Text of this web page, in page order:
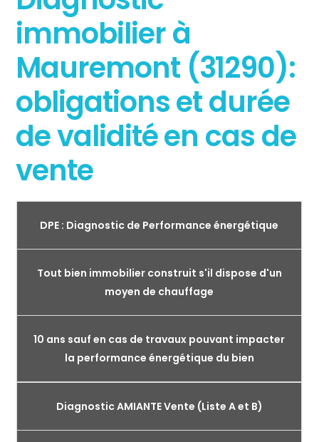
immobilier à
Mauremont (31290):
obligations et durée
de validité en cas de
vente
DPE : Diagnostic de Performance énergétique
Tout bien immobilier construit s'il dispose d'un
moyen de chauffage
10 ans sauf en cas de travaux pouvant impacter
la performance énergétique du bien
Diagnostic AMIANTE Vente (Liste A et B)